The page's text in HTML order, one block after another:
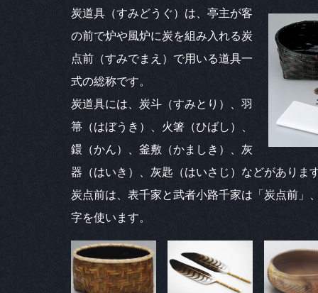
炭道具（すみどうぐ）は、亭主が客
の前で炉や風炉に炭を組み入れる炭
点前（すみでまえ）で用いる道具一
式の総称です。
炭道具には、炭斗（すみとり）、羽
箒（はぼうき）、火箸（ひばし）、
鐶（かん）、釜敷（かましき）、灰
器（はいき）、灰匙（はいさじ）などがありま
炭点前は、表千家と武者小路千家は「炭点前」
字を使います。